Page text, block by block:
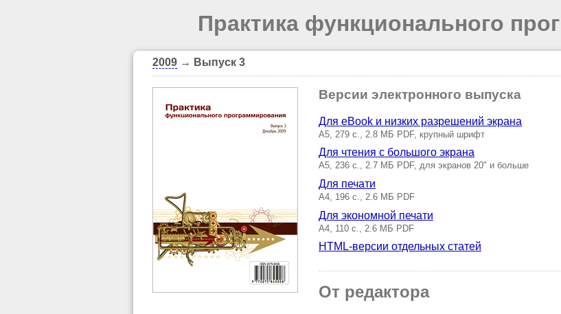
Практика функционального
2009 → Выпуск 3
Версии электронного выпуска
Для eBook и низких разрешений экрана
A5, 279 с., 2.8 МБ PDF, крупный шрифт
Для чтения с большого экрана
A5, 236 с., 2.7 МБ PDF, для экранов 20" и больше
Для печати
A4, 196 с., 2.6 МБ PDF
Для экономной печати
A4, 110 с., 2.6 МБ PDF
HTML-версии отдельных статей
От редактора